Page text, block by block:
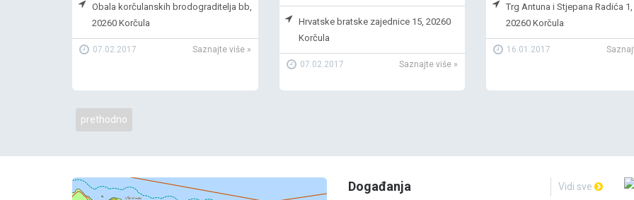
Obala korčulanskih brodograditelja bb,
20260 Korčula
07.02.2017 Saznajte više »
Hrvatske bratske zajednice 15, 20260
Korčula
07.02.2017 Saznajte više »
Trg Antuna i Stjepana Radića 1,
20260 Korčula
16.01.2017
prethodno
Događanja Vidi sve